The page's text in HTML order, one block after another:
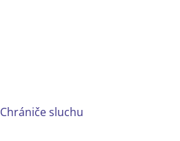
Chrániče sluchu